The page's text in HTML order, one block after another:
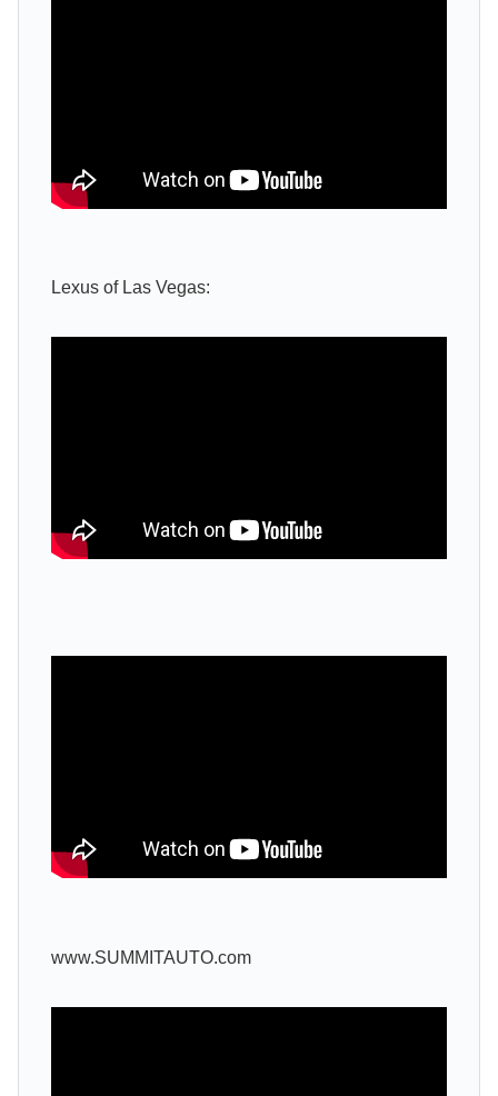
Lexus of Las Vegas:
www.SUMMITAUTO.com